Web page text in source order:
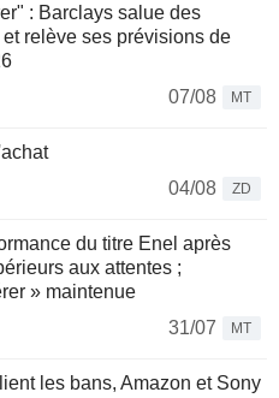
: Barclays salue des
relève ses prévisions de
07/08
MT
04/08
ZD
du titre Enel après
aux attentes ;
» maintenue
31/07
MT
les bans, Amazon et Sony